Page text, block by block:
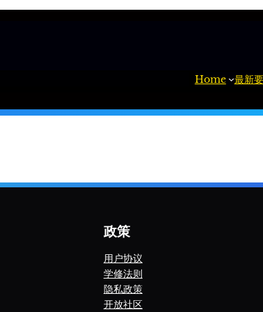
Home 最新
政策
用户协议
学修法则
隐私政策
开放社区